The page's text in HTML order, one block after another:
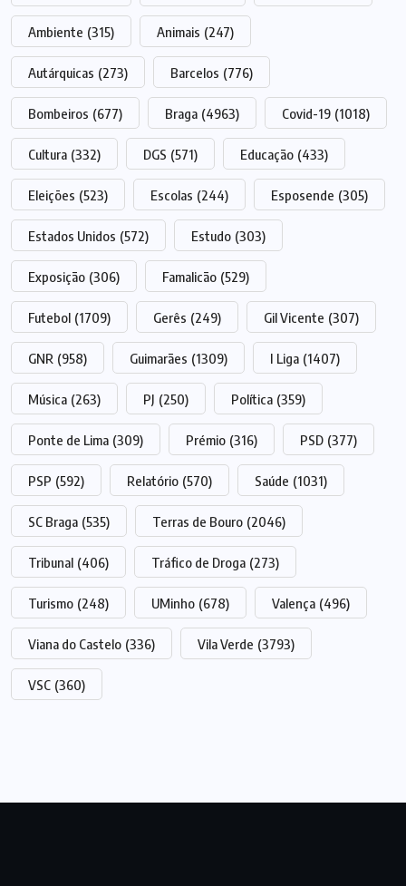
Ambiente (315) Animais (247)
Autárquicas (273) Barcelos (776)
Bombeiros (677) Braga (4963) Covid-19 (1018)
Cultura (332) DGS (571) Educação (433)
Eleições (523) Escolas (244) Esposende (305)
Estados Unidos (572) Estudo (303)
Exposição (306) Famalicão (529)
Futebol (1709) Gerês (249) Gil Vicente (307)
GNR (958) Guimarães (1309) I Liga (1407)
Música (263) PJ (250) Política (359)
Ponte de Lima (309) Prémio (316) PSD (377)
PSP (592) Relatório (570) Saúde (1031)
SC Braga (535) Terras de Bouro (2046)
Tribunal (406) Tráfico de Droga (273)
Turismo (248) UMinho (678) Valença (496)
Viana do Castelo (336) Vila Verde (3793)
VSC (360)